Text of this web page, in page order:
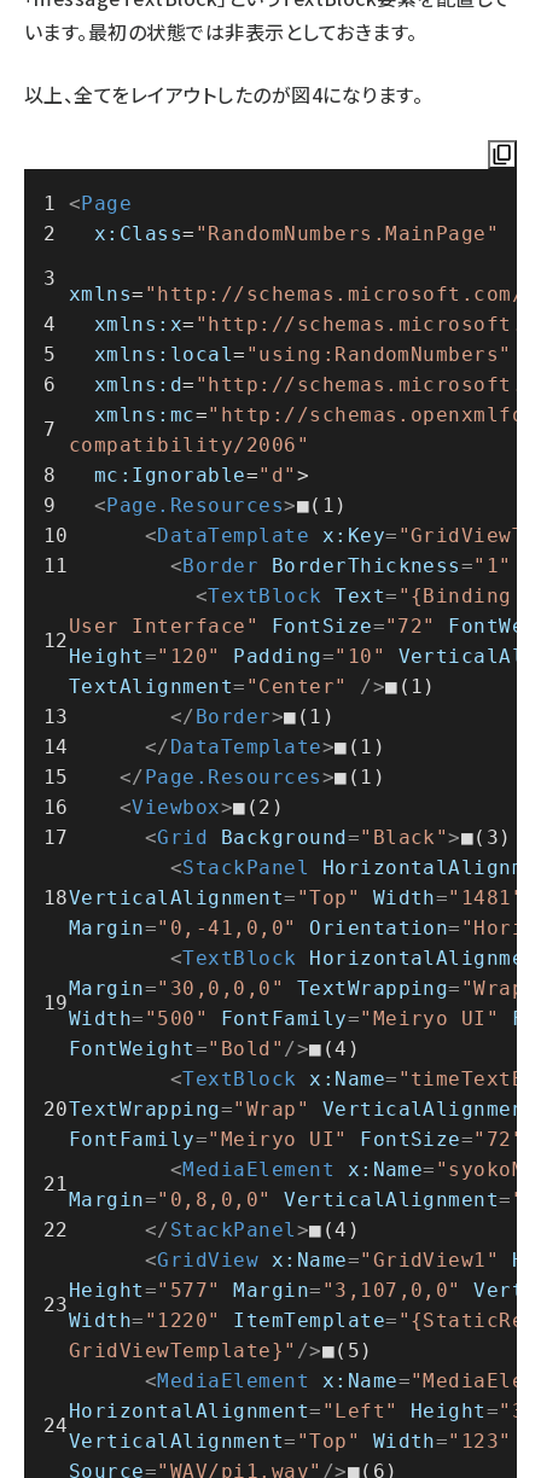
います。最初の状態では非表示としておきます。
以上、全てをレイアウトしたのが図4になります。
<Page
x:Class= "RandomNumbers.MainPage"
xmlns= "http://schemas.microsoft.com/
xmlns:x= "http://
xmlns:local= "using:RandomNumbers"
xmlns:d= "http://
xmlns:mc="http://
compatibility/2006"
mc:Ignorable="d" >
<Page.Resources>■(1)
<DataTemplate x:Key=
<Border BorderThickness="1"
<TextBlock Text= "{Binding
User Interface"
FontSize="72"
Height="120" Padding="10"
TextAlignment= "Center" />■(1)
</Border>■(1)
</DataTemplate>■(1)
</Page.Resources>■(1)
<Viewbox>■(2)
<Grid Background="Black">■(3)
<StackPanel
VerticalAlignment= "Top" Width="1481"
Margin="0,-41,0,0" Orientation=
<TextBlock
Margin="30,0,0,0" TextWrapping= "Wrap"
Width= "500" FontFamily="Meiryo UI"
FontWeight="Bold" />■(4)
<TextBlock x:Name=
TextWrapping="Wrap" VerticalAlignment
FontFamily="Meiryo UI" FontSize="72"
<MediaElement x:Name=
Margin="0,8,0,0" VerticalAlignment=
</StackPanel>■(4)
<GridView x:Name="GridView1"
Height="577" Margin= "3,107,0,0"
Width= "1220" ItemTemplate=
GridViewTemplate}" />■(5)
<MediaElement x:Name=
HorizontalAlignment= "Left" Height=
VerticalAlignment= "Top" Width="123"
Source="WAV/pi1.wav" />■(6)